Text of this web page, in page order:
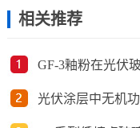
相关推荐
GF-3釉粉在光伏
光伏涂层中无机